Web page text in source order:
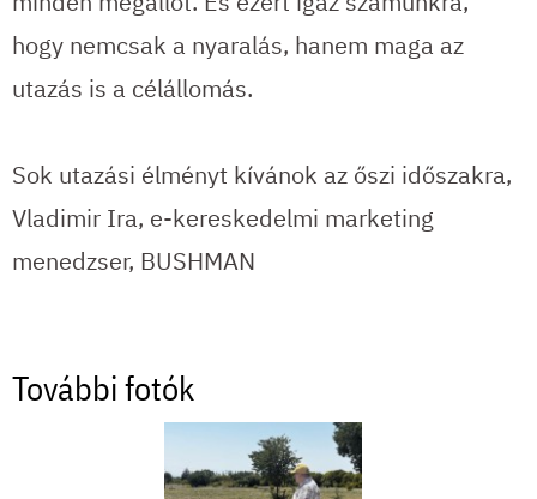
hogy nemcsak a nyaralás, hanem maga az
utazás is a célállomás.
Sok utazási élményt kívánok az őszi időszakra,
Vladimir Ira, e-kereskedelmi marketing
menedzser, BUSHMAN
További fotók